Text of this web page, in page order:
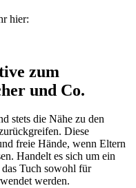
hier:
zum
und Co.
stets die Nähe zu den
Diese
freie Hände, wenn Eltern
Handelt es sich um ein
Tuch sowohl für
werden.